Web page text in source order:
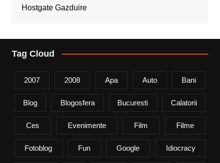
Hostgate Gazduire
Tag Cloud
2007 2008 Apa Auto Bani
Blog Blogosfera Bucuresti Calatorii
Ces Evenimente Film Filme
Fotoblog Fun Google Idiocracy